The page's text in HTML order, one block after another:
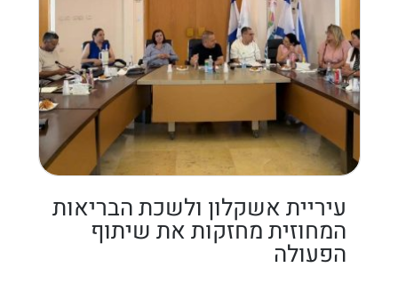
עיריית אשקלון ולשכת הבריאות
המחוזית מחזקות את שיתוף
הפעולה